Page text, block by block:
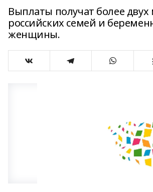
Выплаты получат более
российских семей и
женщины.